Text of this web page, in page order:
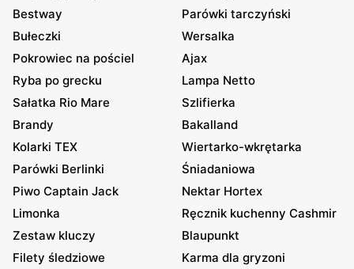
Bestway
Parówki tarczyński
Bułeczki
Wersalka
Pokrowiec na pościel
Ajax
Ryba po grecku
Lampa Netto
Sałatka Rio Mare
Szlifierka
Brandy
Bakalland
Kolarki TEX
Wiertarko-wkrętarka
Parówki Berlinki
Śniadaniowa
Piwo Captain Jack
Nektar Hortex
Limonka
Ręcznik kuchenny Cashmir
Zestaw kluczy
Blaupunkt
Filety śledziowe
Karma dla gryzoni